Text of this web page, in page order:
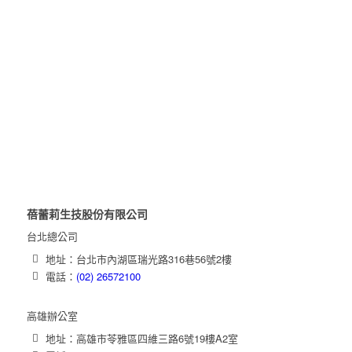
蓓蕾莉生技股份有限公司
台北總公司
地址：台北市內湖區瑞光路316巷56號2樓
電話： (02) 26572100
高雄辦公室
地址：高雄市苓雅區四維三路6號19樓A2室